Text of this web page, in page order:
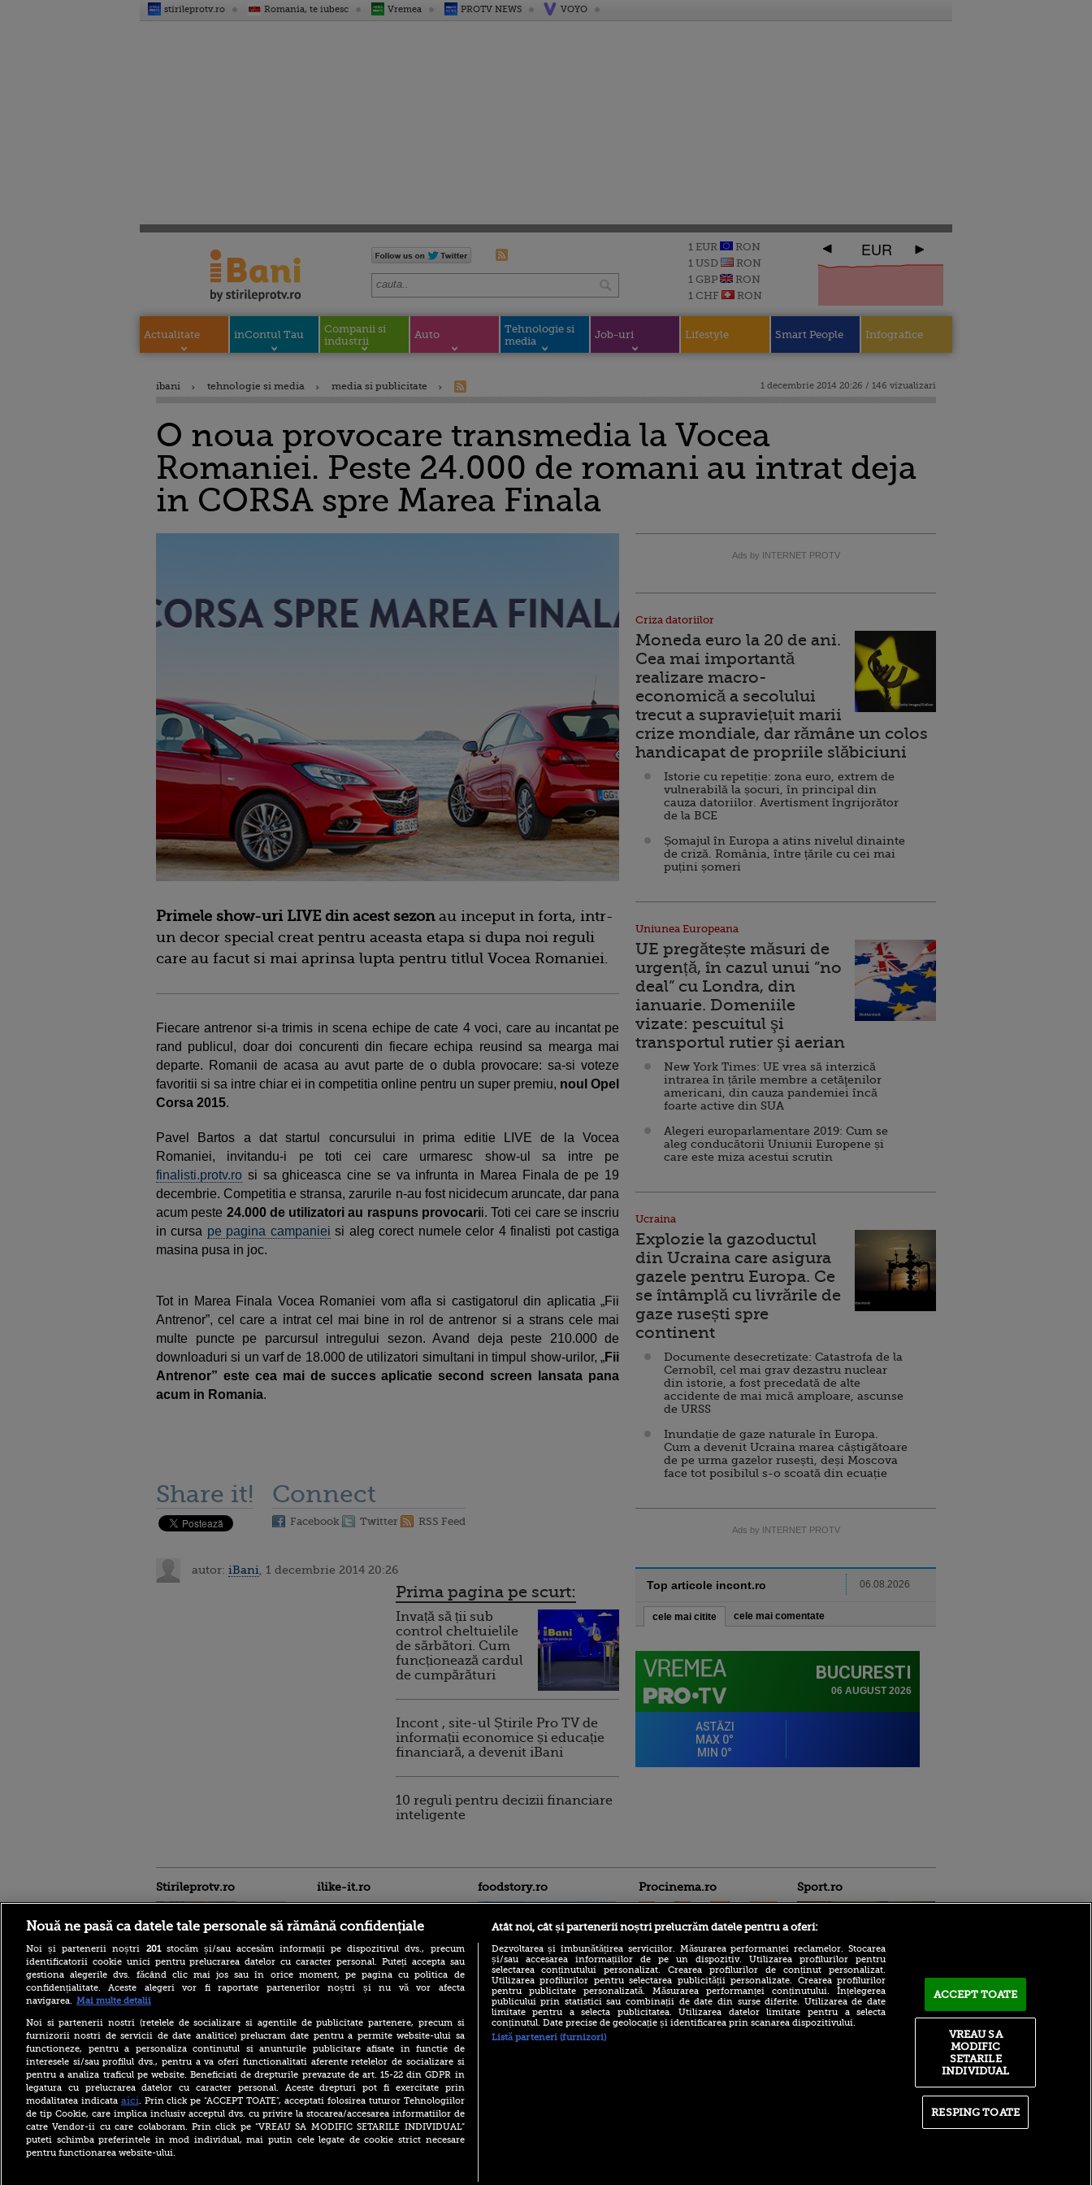
stirileprotv.ro Romania, te iubesc Vremea PROTV NEWS VOYO
1 EUR
RON
1 USD
RON
1 GBP
RON
1 CHF
RON
EUR
Actualitate inContul Tau
Companii si
industrii
Auto
Tehnologie si
media
Job-uri Lifestyle Smart People Infografice
ibani tehnologie si media media si publicitate 1 decembrie 2014 20:26 / 146 vizualizari
O noua provocare transmedia la Vocea
Romaniei. Peste 24.000 de romani au intrat deja
in CORSA spre Marea Finala
Primele show-uri LIVE din acest sezonau inceput in forta, intr-
un decor special creat pentru aceasta etapa si dupa noi reguli
care au facut si mai aprinsa lupta pentru titlul Vocea Romaniei.
Fiecare antrenor si-a trimis in scena echipe de cate 4 voci, care au incantat pe
rand publicul, doar doi concurenti din fiecare echipa reusind sa mearga mai
departe. Romanii de acasa au avut parte de o dubla provocare: sa-si voteze
favoritii si sa intre chiar ei in competitia online pentru un super premiu, noul Opel
Corsa 2015.
Pavel Bartos a dat startul concursului in prima editie LIVE de la Vocea
Romaniei, invitandu-i pe toti cei care urmaresc show-ul sa intre pe
finalisti.protv.ro si sa ghiceasca cine se va infrunta in Marea Finala de pe 19
decembrie. Competitia e stransa, zarurile n-au fost nicidecum aruncate, dar pana
acum peste 24.000 de utilizatori au raspuns provocarii. Toti cei care se inscriu
in cursa pe pagina campaniei si aleg corect numele celor 4 finalisti pot castiga
masina pusa in joc.
Tot in Marea Finala Vocea Romaniei vom afla si castigatorul din aplicatia „Fii
Antrenor”, cel care a intrat cel mai bine in rol de antrenor si a strans cele mai
multe puncte pe parcursul intregului sezon. Avand deja peste 210.000 de
downloaduri si un varf de 18.000 de utilizatori simultani in timpul show-urilor, „Fii
Antrenor” este cea mai de succes aplicatie second screen lansata pana
acum in Romania.
Share it! Connect
Facebook Twitter RSS Feed
autor: iBani , 1 decembrie 2014 20:26
Prima pagina pe scurt:
Invață să ții sub
control cheltuielile
de sărbători. Cum
funcționează cardul
de cumpărături
Incont , site-ul Știrile Pro TV de
informații economice și educație
financiară, a devenit iBani
10 reguli pentru decizii financiare
inteligente
Ads by INTERNET PROTV
Criza datoriilor
Moneda euro la 20 de ani.
Cea mai importantă
realizare macro-
economică a secolului
trecut a supraviețuit marii
crize mondiale, dar rămâne un colos
handicapat de propriile slăbiciuni
Istorie cu repetiție: zona euro, extrem de
vulnerabilă la șocuri, în principal din
cauza datoriilor. Avertisment îngrijorător
de la BCE
Șomajul în Europa a atins nivelul dinainte
de criză. România, între țările cu cei mai
puțini șomeri
Uniunea Europeana
UE pregătește măsuri de
urgență, în cazul unui ”no
deal” cu Londra, din
ianuarie. Domeniile
vizate: pescuitul şi
transportul rutier şi aerian
New York Times: UE vrea să interzică
intrarea în țările membre a cetăţenilor
americani, din cauza pandemiei încă
foarte active din SUA
Alegeri europarlamentare 2019: Cum se
aleg conducătorii Uniunii Europene și
care este miza acestui scrutin
Ucraina
Explozie la gazoductul
din Ucraina care asigura
gazele pentru Europa. Ce
se întâmplă cu livrările de
gaze rusești spre
continent
Documente desecretizate: Catastrofa de la
Cernobîl, cel mai grav dezastru nuclear
din istorie, a fost precedată de alte
accidente de mai mică amploare, ascunse
de URSS
Inundație de gaze naturale în Europa.
Cum a devenit Ucraina marea câștigătoare
de pe urma gazelor rusești, deși Moscova
face tot posibilul s-o scoată din ecuație
Ads by INTERNET PROTV
Top articole incont.ro 06.08.2026
cele mai citite cele mai comentate
Stirileprotv.ro
”colegii neomarxiști” din
USR: ”Oamenii sunt înaintea
păsărelelor!”
Cod galben de inundaţii pe
râuri din zece bazine
hidrografice, până vineri
dimineaţa. Avertismentul
hidrologilor
„Nu am încredere în el”.
Premierul Canadei l-a
criticat dur pe Gianni
ilike-it.ro foodstory.ro
(P) Descoperă Lumea
Evenimentelor din România
cu Transilvania Events!
Procinema.ro
Emoții intense pentru
Sebastian Stan! Iubita lui,
Sport.ro
Ștefan Bană a plecat de la
Universitatea Craiova!
Decizia luată de Camera
culme de starul catalanilor
anunțul înainte de CFR Cluj
Nouă ne pasă ca datele tale personale să rămână confidențiale
Noi și partenerii noștri 201stocăm și/sau accesăm informații pe dispozitivul dvs., precum
identificatorii cookie unici pentru prelucrarea datelor cu caracter personal. Puteți accepta sau
gestiona alegerile dvs. făcând clic mai jos sau în orice moment, pe pagina cu politica de
confidențialitate. Aceste alegeri vor fi raportate partenerilor noștri și nu vă vor afecta
navigarea. Mai multe detalii
Noi si partenerii nostri (retelele de socializare si agentiile de publicitate partenere, precum si
furnizorii nostri de servicii de date analitice) prelucram date pentru a permite website-ului sa
functioneze, pentru a personaliza continutul si anunturile publicitare afisate in functie de
interesele si/sau profilul dvs., pentru a va oferi functionalitati aferente retelelor de socializare si
pentru a analiza traficul pe website. Beneficiati de drepturile prevazute de art. 15-22 din GDPR in
legatura cu prelucrarea datelor cu caracter personal. Aceste drepturi pot fi exercitate prin
modalitatea indicata aici. Prin click pe “ACCEPT TOATE”, acceptati folosirea tuturor Tehnologiilor
de tip Cookie, care implica inclusiv acceptul dvs. cu privire la stocarea/accesarea informatiilor de
catre Vendor-ii cu care colaboram. Prin click pe “VREAU SA MODIFIC SETARILE INDIVIDUAL”
puteti schimba preferintele in mod individual, mai putin cele legate de cookie strict necesare
pentru functionarea website-ului.
Atât noi, cât și partenerii noștri prelucrăm datele pentru a oferi:
Dezvoltarea și îmbunătățirea serviciilor. Măsurarea performanței reclamelor. Stocarea
și/sau accesarea informațiilor de pe un dispozitiv. Utilizarea profilurilor pentru
selectarea conținutului personalizat. Crearea profilurilor de conținut personalizat.
Utilizarea profilurilor pentru selectarea publicității personalizate. Crearea profilurilor
pentru publicitate personalizată. Măsurarea performanței conținutului. Înțelegerea
publicului prin statistici sau combinații de date din surse diferite. Utilizarea de date
limitate pentru a selecta publicitatea. Utilizarea datelor limitate pentru a selecta
conținutul. Date precise de geolocație și identificarea prin scanarea dispozitivului.
Listă parteneri (furnizori)
ACCEPT TOATE
RESPING TOATE
VREAU SA
MODIFIC
SETARILE
INDIVIDUAL